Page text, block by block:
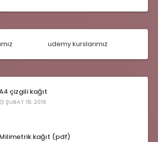
udemy kurslarımız
çizgili kağıt
ŞUBAT 18, 2019
Milimetrik kağıt (pdf)